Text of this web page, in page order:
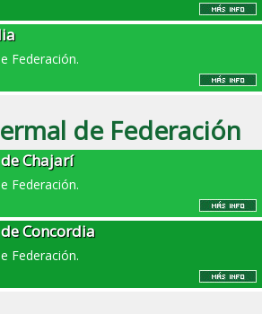
Federación.
de Federación
Chajarí
Federación.
Concordia
Federación.